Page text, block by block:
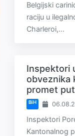
Belgijski
raciju u
Charleroi,...
Inspektori
obveznika
promet
BiH
Inspektori
Kantonalnog